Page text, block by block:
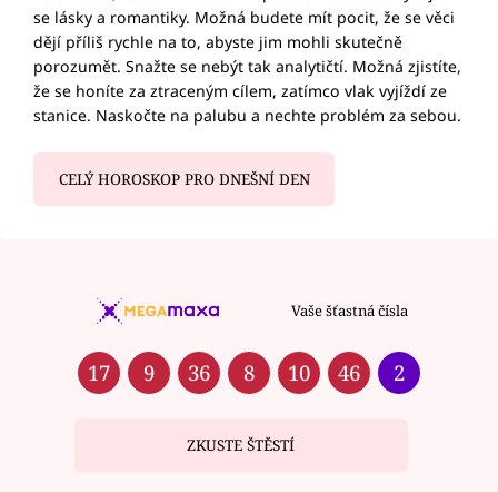
se lásky a romantiky. Možná budete mít pocit, že se věci
dějí příliš rychle na to, abyste jim mohli skutečně
porozumět. Snažte se nebýt tak analytičtí. Možná zjistíte,
že se honíte za ztraceným cílem, zatímco vlak vyjíždí ze
stanice. Naskočte na palubu a nechte problém za sebou.
CELÝ HOROSKOP PRO DNEŠNÍ DEN
Vaše šťastná čísla
17 9 36 8 10 46 2
ZKUSTE ŠTĚSTÍ